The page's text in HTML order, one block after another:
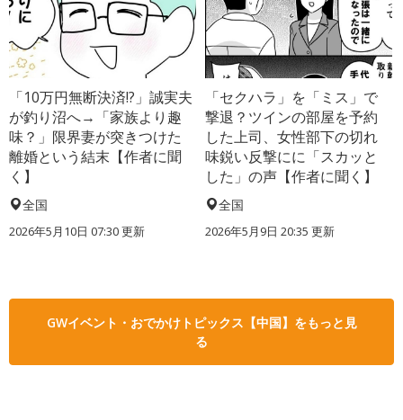
「10万円無断決済!?」誠実夫
が釣り沼へ→「家族より趣
味？」限界妻が突きつけた
離婚という結末【作者に聞
く】
全国
2026年5月10日 07:30 更新
「セクハラ」を「ミス」で
撃退？ツインの部屋を予約
した上司、女性部下の切れ
味鋭い反撃にに「スカッと
した」の声【作者に聞く】
全国
2026年5月9日 20:35 更新
GWイベント・おでかけトピックス【中国】をもっと見
る